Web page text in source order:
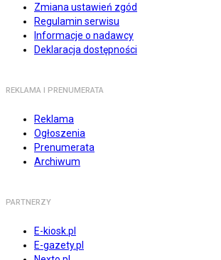
Zmiana ustawień zgód
Regulamin serwisu
Informacje o nadawcy
Deklaracja dostępności
REKLAMA I PRENUMERATA
Reklama
Ogłoszenia
Prenumerata
Archiwum
PARTNERZY
E-kiosk.pl
E-gazety.pl